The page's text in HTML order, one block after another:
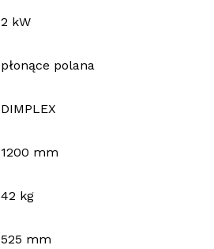
2 kW
płonące polana
DIMPLEX
1200 mm
42 kg
525 mm